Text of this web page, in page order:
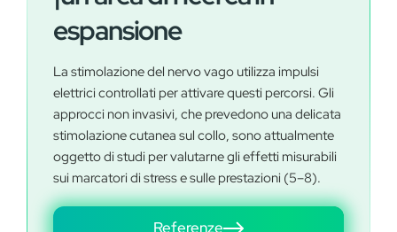
espansione
La stimolazione del nervo vago utilizza impulsi
elettrici controllati per attivare questi percorsi. ​Gli
approcci non invasivi, che prevedono una delicata
stimolazione cutanea sul collo, sono attualmente
oggetto di studi per valutarne gli effetti misurabili
sui marcatori di stress e sulle prestazioni (5–8).
Referenze